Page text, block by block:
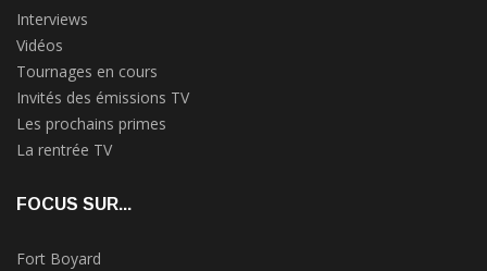
Interviews
Vidéos
Tournages en cours
Invités des émissions TV
Les prochains primes
La rentrée TV
FOCUS SUR...
Fort Boyard